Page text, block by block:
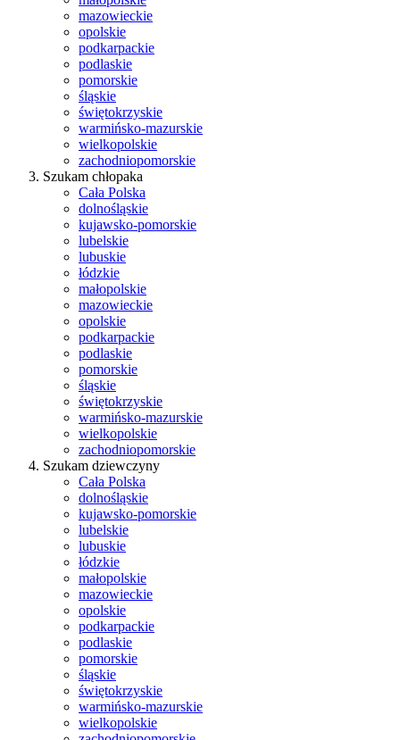
mazowieckie
opolskie
podkarpackie
podlaskie
pomorskie
śląskie
świętokrzyskie
warmińsko-mazurskie
wielkopolskie
zachodniopomorskie
Szukam chłopaka
Cała Polska
dolnośląskie
kujawsko-pomorskie
lubelskie
lubuskie
łódzkie
małopolskie
mazowieckie
opolskie
podkarpackie
podlaskie
pomorskie
śląskie
świętokrzyskie
warmińsko-mazurskie
wielkopolskie
zachodniopomorskie
Szukam dziewczyny
Cała Polska
dolnośląskie
kujawsko-pomorskie
lubelskie
lubuskie
łódzkie
małopolskie
mazowieckie
opolskie
podkarpackie
podlaskie
pomorskie
śląskie
świętokrzyskie
warmińsko-mazurskie
wielkopolskie